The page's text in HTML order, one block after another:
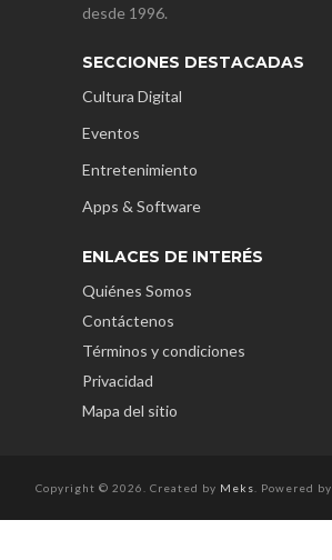
desde 1996.
SECCIONES DESTACADAS
Cultura Digital
Eventos
Entretenimiento
Apps & Software
ENLACES DE INTERÉS
Quiénes Somos
Contáctenos
Términos y condiciones
Privacidad
Mapa del sitio
Copyright © 2026. Created by Meks . Powered by